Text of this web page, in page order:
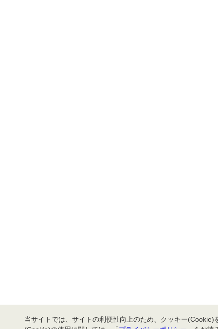
当サイトでは、サイトの利便性向上のため、クッキー